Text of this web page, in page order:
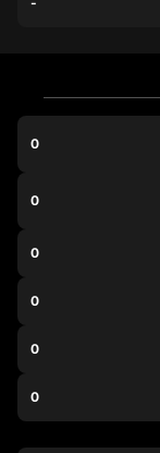
0
0
0
0
0
0